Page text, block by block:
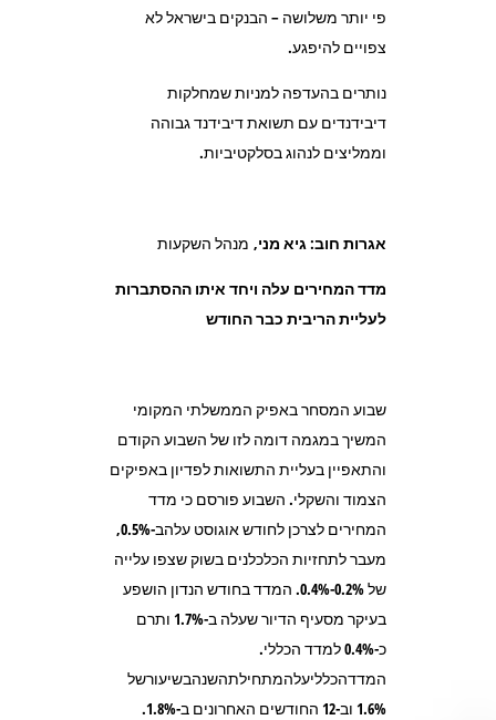
פי יותר משלושה – הבנקים בישראל לא
צפויים להיפגע.
נותרים בהעדפה למניות שמחלקות
דיבידנדים עם תשואת דיבידנד גבוהה
וממליצים לנהוג בסלקטיביות.
אגרות חוב: גיא מני, מנהל השקעות
מדד המחירים עלה ויחד איתו ההסתברות
לעליית הריבית כבר החודש
שבוע המסחר באפיק הממשלתי המקומי
המשיך במגמה דומה לזו של השבוע הקודם
והתאפיין בעליית התשואות לפדיון באפיקים
הצמוד והשקלי. השבוע פורסם כי מדד
המחירים לצרכן לחודש אוגוסט עלהב-0.5%,
מעבר לתחזיות הכלכלנים בשוק שצפו עלייה
של 0.2%-0.4%. המדד בחודש הנדון הושפע
בעיקר מסעיף הדיור שעלה ב-1.7% ותרם
כ-0.4% למדד הכללי.
המדדהכלליעלהמתחילתהשנהבשיעורשל
1.6% וב-12 החודשים האחרונים ב-1.8%.